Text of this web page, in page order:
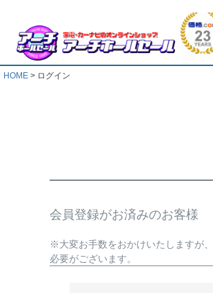
HOME ログイン
会員登録がお済みのお客様
※大変お手数をおかけいたしますが
必要がございます。